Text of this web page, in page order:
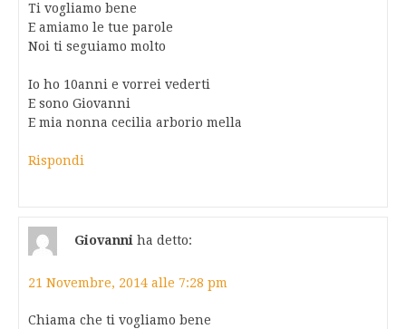
Ti vogliamo bene
E amiamo le tue parole
Noi ti seguiamo molto
Io ho 10anni e vorrei vederti
E sono Giovanni
E mia nonna cecilia arborio mella
Rispondi
Giovanni ha detto:
21 Novembre, 2014 alle 7:28 pm
Chiama che ti vogliamo bene